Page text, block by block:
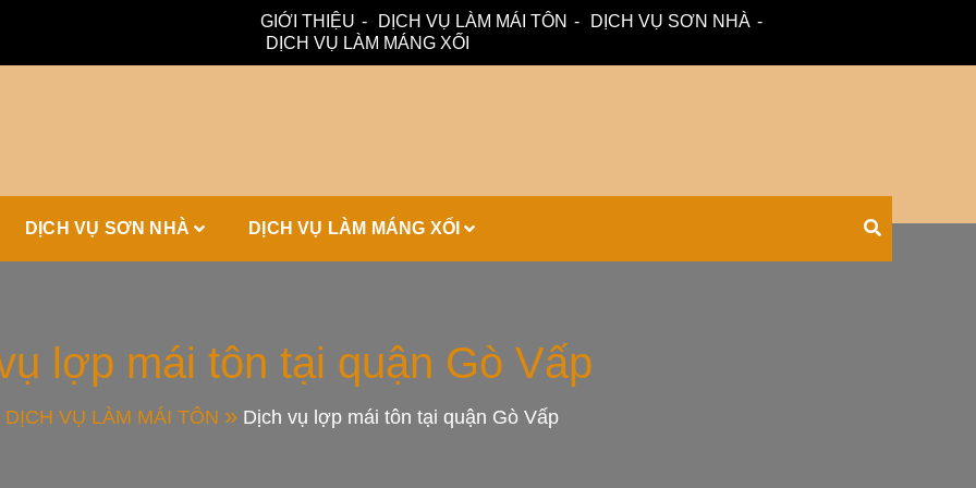
GIỚI THIỆU DỊCH VỤ LÀM MÁI TÔN
DỊCH VỤ SƠN NHÀ
DỊCH VỤ LÀM MÁNG XỐI
Tôn, Máng Xối Chuyên
DỊCH VỤ SƠN NHÀ DỊCH VỤ LÀM MÁNG XỐI
lợp mái tôn tại quận Gò Vấp
DỊCH VỤ LÀM MÁI TÔN Dịch vụ lợp mái tôn tại quận Gò Vấp